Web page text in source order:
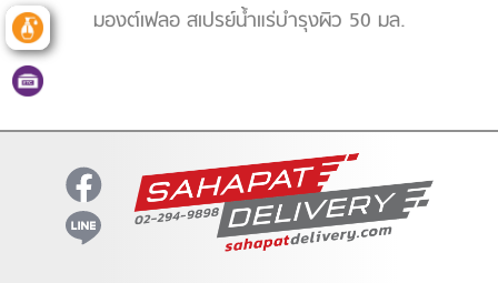
มองต์เฟลอ สเปรย์น้ำแร่บำรุงผิว 50 มล.